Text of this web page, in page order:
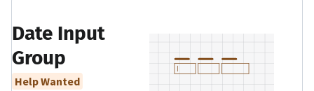
Date Input
Group
Help Wanted